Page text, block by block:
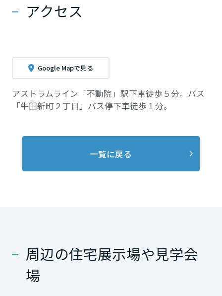
アクセス
Google Mapで見る
アストラムライン「不動院」駅下車徒歩５分。バス
「牛田新町２丁目」バス停下車徒歩１分。
一覧に戻る
周辺の住宅展示場や見学会
場